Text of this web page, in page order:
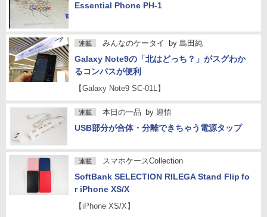
Essential Phone PH-1
連載 みんなのケータイ by 島田純
Galaxy Note9の「北はどっち？」がスグわか
るコンパスが便利
【Galaxy Note9 SC-01L】
連載 本日の一品 by 迎悟
USB部分が合体・分離できちゃう電源タップ
連載 スマホケースCollection
SoftBank SELECTION RILEGA Stand Flip fo
r iPhone XS/X
【iPhone XS/X】